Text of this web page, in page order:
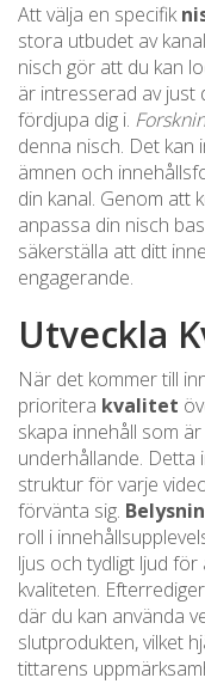
Att välja en specifik
stora utbudet av
nisch gör att du kan
är intresserad av just
fördjupa dig i.
denna nisch. Det kan
ämnen och
din kanal. Genom att
anpassa din nisch
säkerställa att ditt
engagerande.
Utveckla
När det kommer till
prioritera kvalitet
skapa innehåll som är
underhållande. Detta
struktur för varje
förvänta sig.
roll i
ljus och tydligt ljud
kvaliteten.
där du kan använda
slutprodukten, vilket
tittarens